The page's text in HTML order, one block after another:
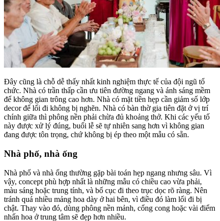
Đây cũng là chỗ dễ thấy nhất kinh nghiệm thực tế của đội ngũ tổ
chức. Nhà có trần thấp cần ưu tiên đường ngang và ánh sáng mềm
để không gian trông cao hơn. Nhà có mặt tiền hẹp cần giảm số lớp
decor để lối đi không bị nghẽn. Nhà có bàn thờ gia tiên đặt ở vị trí
chính giữa thì phông nền phải chừa đủ khoảng thở. Khi các yếu tố
này được xử lý đúng, buổi lễ sẽ tự nhiên sang hơn vì không gian
đang được tôn trọng, chứ không bị ép theo một mẫu có sẵn.
Nhà phố, nhà ống
Nhà phố và nhà ống thường gặp bài toán hẹp ngang nhưng sâu. Vì
vậy, concept phù hợp nhất là những mẫu có chiều cao vừa phải,
màu sáng hoặc trung tính, và bố cục đi theo trục dọc rõ ràng. Nên
tránh quá nhiều mảng hoa dày ở hai bên, vì điều đó làm lối đi bị
chật. Thay vào đó, dùng phông nền mảnh, cổng cong hoặc vài điểm
nhấn hoa ở trung tâm sẽ đẹp hơn nhiều.